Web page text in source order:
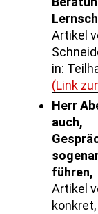
Artikel
in:
(Link
Herr
auch,
führen,
Artikel